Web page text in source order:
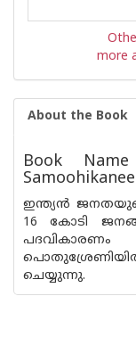
more
About the Book
Book
ഇന്ത്യന്‍
16 കോടി
പദവികാരണം
ചെയ്യുന്നു.